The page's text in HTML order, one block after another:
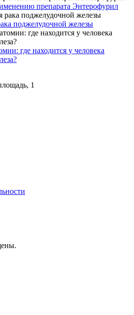
препарата Энтерофурил
поджелудочной железы
где находится у человека
1